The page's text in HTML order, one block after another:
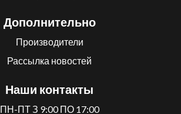
Дополнительно
Производители
Рассылка новостей
Наши контакты
ПН-ПТ З 9:00 ПО 17:00